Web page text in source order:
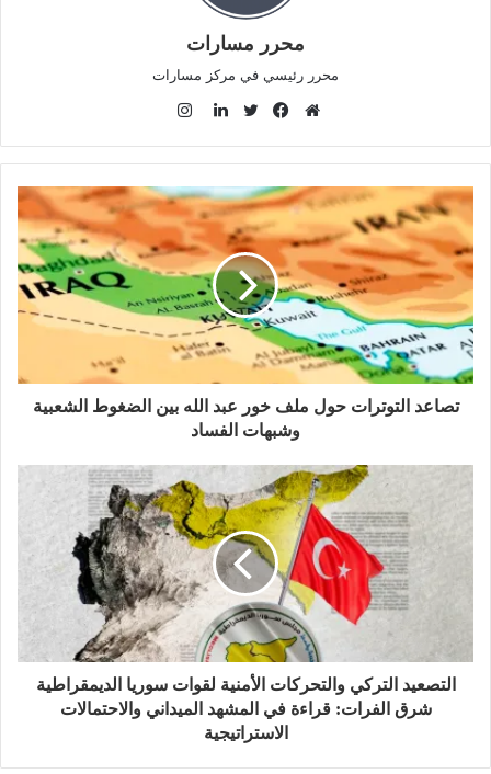
محرر مسارات
محرر رئيسي في مركز مسارات
و
ق
ا
ل
و
ي
ب
ي
س
ب
و
ك
و
ي
ت
ر
ي
ن
ك
د
إ
ن
س
ت
ق
ر
ا
م
تصاعد التوترات حول ملف خور عبد الله بين الضغوط الشعبية
وشبهات الفساد
التصعيد التركي والتحركات الأمنية لقوات سوريا الديمقراطية
شرق الفرات: قراءة في المشهد الميداني والاحتمالات
الاستراتيجية